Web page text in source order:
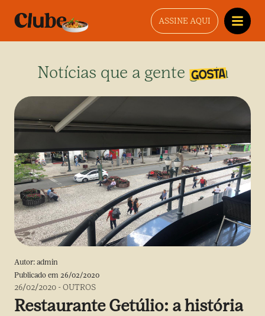
ASSINE AQUI
Notícias que a gente gosta
Autor: admin
Publicado em 26/02/2020
26/02/2020 -OUTROS
Restaurante Getúlio: a história